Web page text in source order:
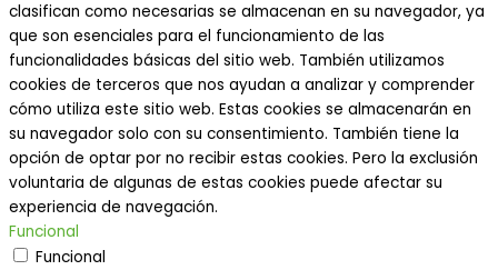
clasifican como necesarias se almacenan en su navegador, ya
que son esenciales para el funcionamiento de las
funcionalidades básicas del sitio web. También utilizamos
cookies de terceros que nos ayudan a analizar y comprender
cómo utiliza este sitio web. Estas cookies se almacenarán en
su navegador solo con su consentimiento. También tiene la
opción de optar por no recibir estas cookies. Pero la exclusión
voluntaria de algunas de estas cookies puede afectar su
experiencia de navegación.
Funcional
Funcional